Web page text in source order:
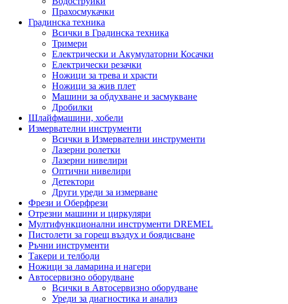
Прахосмукачки
Градинска техника
Всички в Градинска техника
Тримери
Електрически и Акумулаторни Косачки
Електрически резачки
Ножици за трева и храсти
Ножици за жив плет
Машини за обдухване и засмукване
Дробилки
Шлайфмашини, хобели
Измервателни инструменти
Всички в Измервателни инструменти
Лазерни ролетки
Лазерни нивелири
Оптични нивелири
Детектори
Други уреди за измерване
Фрези и Оберфрези
Отрезни машини и циркуляри
Мултифункционални инструменти DREMEL
Пистолети за горещ въздух и боядисване
Ръчни инструменти
Такери и телбоди
Ножици за ламарина и нагери
Автосервизно оборудване
Всички в Автосервизно оборудване
Уреди за диагностика и анализ